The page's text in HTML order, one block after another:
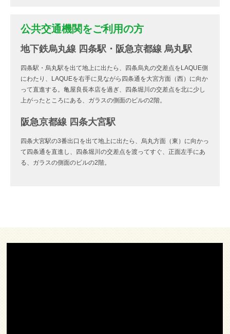
公共交通機関をご利用の方
地下鉄烏丸線 四条駅・阪急京都線 烏丸駅
四条駅・烏丸駅を出て地上に出たら、四条烏丸の交差点をLAQUE側
にわたり、LAQUEを右手に見ながら四条通を大宮方面（西）に向か
って直進する。亀屋良長本店を過ぎ、四条堀川の交差点を北に少し
上がったところにある、ガラスの側面のビルの2階。
阪急京都線 四条大宮駅
四条大宮駅の3番出口を出て地上に出たら、烏丸方面（東）に向かっ
て四条通を直進し、四条堀川の交差点を渡ってすぐ、正面左手にあ
る、ガラスの側面のビルの2階。